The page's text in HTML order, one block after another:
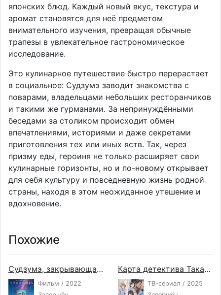
японских блюд. Каждый новый вкус, текстура и
аромат становятся для неё предметом
внимательного изучения, превращая обычные
трапезы в увлекательное гастрономическое
исследование.
Это кулинарное путешествие быстро перерастает
в социальное: Судзумэ заводит знакомства с
поварами, владельцами небольших ресторанчиков
и такими же гурманами. За непринуждёнными
беседами за столиком происходит обмен
впечатлениями, историями и даже секретами
приготовления тех или иных яств. Так, через
призму еды, героиня не только расширяет свои
кулинарные горизонты, но и по-новому открывает
для себя культуру и повседневную жизнь родной
страны, находя в этом неожиданное утешение и
вдохновение.
Похожие
Судзумэ, закрывающая двери
Фильм / 2022
Карта детектива Такао Амэку
ТВ-сериал / 2025